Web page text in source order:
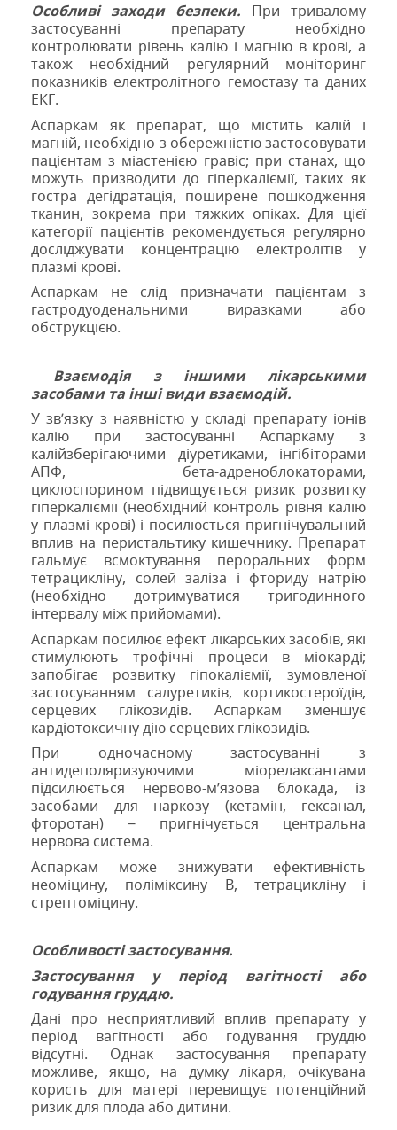
Особливі заходи безпеки. При тривалому
застосуванні препарату необхідно
контролювати рівень калію і магнію в крові, а
також необхідний регулярний моніторинг
показників електролітного гемостазу та даних
ЕКГ.
Аспаркам як препарат, що містить калій і
магній, необхідно з обережністю застосовувати
пацієнтам з міастенією гравіс; при станах, що
можуть призводити до гіперкаліємії, таких як
гостра дегідратація, поширене пошкодження
тканин, зокрема при тяжких опіках. Для цієї
категорії пацієнтів рекомендується регулярно
досліджувати концентрацію електролітів у
плазмі крові.
Аспаркам не слід призначати пацієнтам з
гастродуоденальними виразками або
обструкцією.
Взаємодія з іншими лікарськими
засобами та інші види взаємодій.
У зв’язку з наявністю у складі препарату іонів
калію при застосуванні Аспаркаму з
калійзберігаючими діуретиками, інгібіторами
АПФ, бета-адреноблокаторами,
циклоспорином підвищується ризик розвитку
гіперкаліємії (необхідний контроль рівня калію
у плазмі крові) і посилюється пригнічувальний
вплив на перистальтику кишечнику. Препарат
гальмує всмоктування пероральних форм
тетрацикліну, солей заліза і фториду натрію
(необхідно дотримуватися тригодинного
інтервалу між прийомами).
Аспаркам посилює ефект лікарських засобів, які
стимулюють трофічні процеси в міокарді;
запобігає розвитку гіпокаліємії, зумовленої
застосуванням салуретиків, кортикостероїдів,
серцевих глікозидів. Аспаркам зменшує
кардіотоксичну дію серцевих глікозидів.
При одночасному застосуванні з
антидеполяризуючими міорелаксантами
підсилюється нервово-м’язова блокада, із
засобами для наркозу (кетамін, гексанал,
фторотан) − пригнічується центральна
нервова система.
Аспаркам може знижувати ефективність
неоміцину, поліміксину В, тетрацикліну і
стрептоміцину.
Особливості застосування.
Застосування у період вагітності або
годування груддю.
Дані про несприятливий вплив препарату у
період вагітності або годування груддю
відсутні. Однак застосування препарату
можливе, якщо, на думку лікаря, очікувана
користь для матері перевищує потенційний
ризик для плода або дитини.